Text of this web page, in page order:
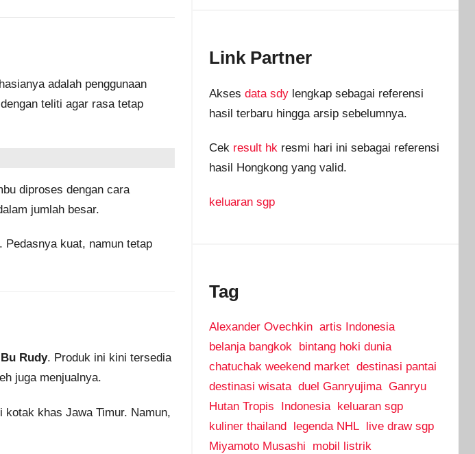
adalah penggunaan
teliti agar rasa tetap
diproses dengan cara
jumlah besar.
Pedasnya kuat, namun tetap
Rudy. Produk ini kini tersedia
juga menjualnya.
khas Jawa Timur. Namun,
Link Partner
Akses data sdylengkap sebagai referensi
hasil terbaru hingga arsip sebelumnya.
Cek result hkresmi hari ini sebagai referensi
hasil Hongkong yang valid.
keluaran sgp
Tag
Alexander Ovechkin artis Indonesia
belanja bangkok
bintang hoki dunia
chatuchak weekend market destinasi pantai
destinasi wisata duel Ganryujima Ganryu
Hutan Tropis
Indonesia
keluaran sgp
kuliner thailand
legenda NHL
live draw sgp
Miyamoto Musashi
mobil listrik